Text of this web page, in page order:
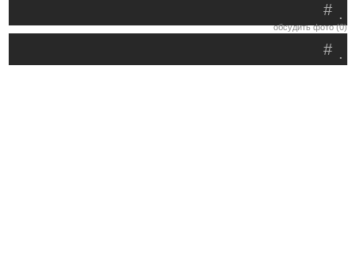
.
#
обсудить фото (0)
.
#